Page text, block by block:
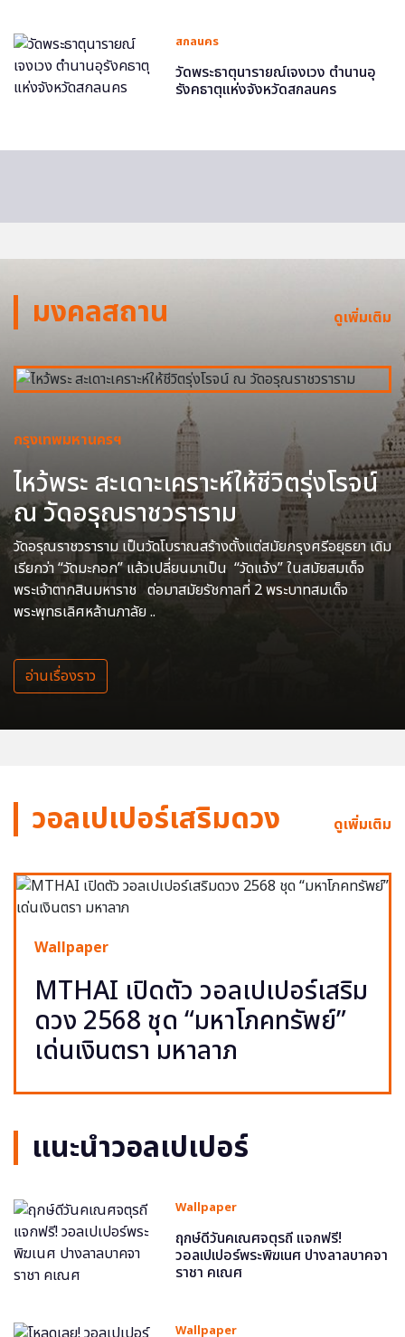
สกลนคร
วัดพระธาตุนารายณ์เจงเวง ตำนานอุ
รังคธาตุแห่งจังหวัดสกลนคร
มงคลสถาน ดูเพิ่มเติม
กรุงเทพมหานครฯ
ไหว้พระ สะเดาะเคราะห์ให้ชีวิตรุ่งโรจน์
ณ วัดอรุณราชวราราม
วัดอรุณราชวราราม เป็นวัดโบราณสร้างตั้งแต่สมัยกรุงศรีอยุธยา เดิม
เรียกว่า “วัดมะกอก” แล้วเปลี่ยนมาเป็น “วัดแจ้ง” ในสมัยสมเด็จ
พระเจ้าตากสินมหาราช ต่อมาสมัยรัชกาลที่ 2 พระบาทสมเด็จ
พระพุทธเลิศหล้านภาลัย ..
อ่านเรื่องราว
วอลเปเปอร์เสริมดวง ดูเพิ่มเติม
Wallpaper
MTHAI เปิดตัว วอลเปเปอร์เสริม
ดวง 2568 ชุด “มหาโภคทรัพย์”
เด่นเงินตรา มหาลาภ
แนะนำวอลเปเปอร์
Wallpaper
ฤกษ์ดีวันคเณศจตุรถี แจกฟรี!
วอลเปเปอร์พระพิฆเนศ ปางลาลบาคจา
ราชา คเณศ
Wallpaper